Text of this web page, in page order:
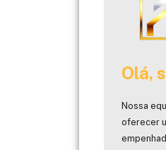
Olá,
Nossa
oferecer